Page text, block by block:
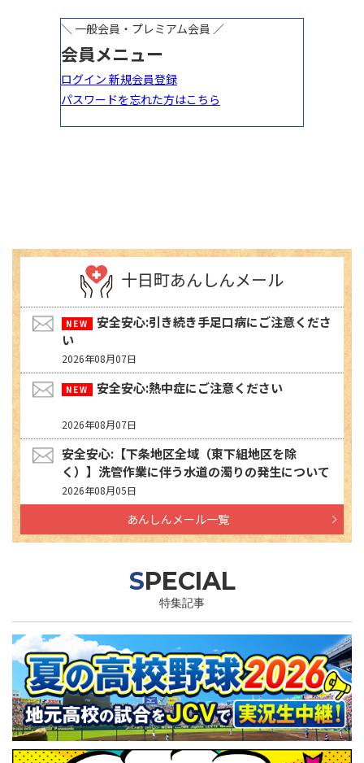
十日町あんしんメール
安全安心:引き続き手足口病にご注意くださ
い
2026年08月07日
安全安心:熱中症にご注意ください
2026年08月07日
安全安心:【下条地区全域（東下組地区を除
く）】洗管作業に伴う水道の濁りの発生について
2026年08月05日
あんしんメール一覧
SPECIAL
特集記事